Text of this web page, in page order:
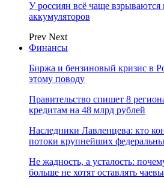
У россиян всё чаще взрываются
аккумуляторов
Prev Next
Финансы
Биржа и бензиновый кризис в
этому поводу
Правительство спишет 8
кредитам на 48 млрд рублей
Наследники Лавленцева: кто
потоки крупнейших
Не жадность, а усталость:
больше не хотят оставлять